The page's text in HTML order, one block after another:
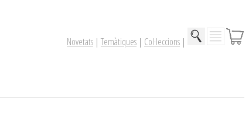
Novetats | Temàtiques | Col·leccions |